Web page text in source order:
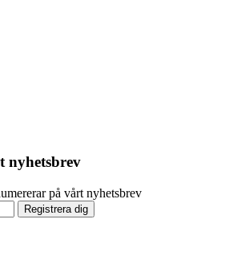
nyhetsbrev
på vårt nyhetsbrev
Registrera dig